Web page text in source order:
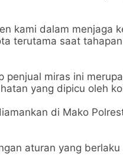
kami dalam menjaga
terutama saat
penjual miras ini
yang dipicu oleh
di Mako
aturan yang berlaku